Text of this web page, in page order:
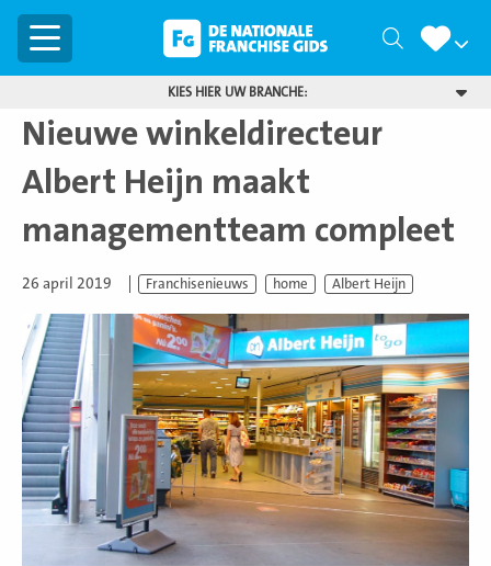
Menu Zoeken
KIES HIER UW BRANCHE:
Nieuwe winkeldirecteur
Albert Heijn maakt
managementteam compleet
26 april 2019 Franchisenieuws home Albert Heijn